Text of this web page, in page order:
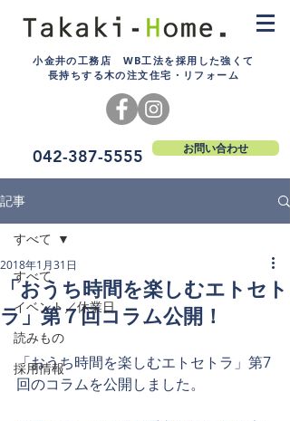
小金井の工務店 WB工法を採用した強くて
長持ちする木の注文住宅・リフォーム
042-387-5555 お問い合わせ
記事
すべて
イベント／休業日
読みもの
採用情報
すべて
「おうち時間を楽しむエトセト
ラ」第７回コラム公開！
2018年1月31日
「おうち時間を楽しむエトセトラ」第7
回のコラムを公開しました。